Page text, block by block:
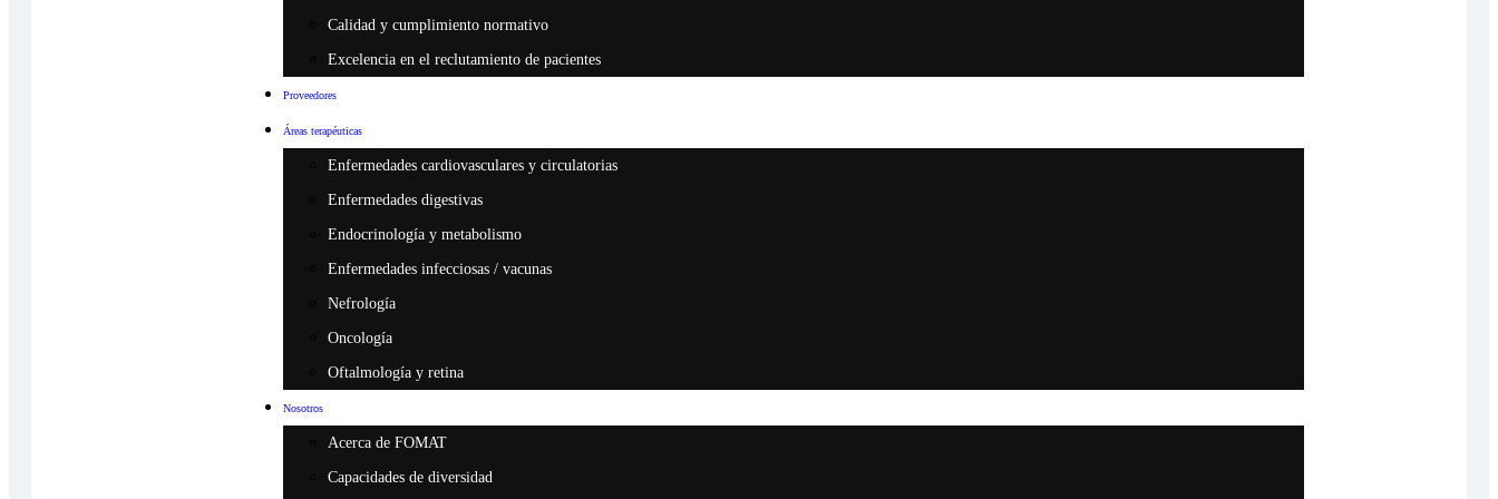
Calidad y cumplimiento normativo
Excelencia en el reclutamiento de pacientes
Proveedores
Áreas terapéuticas
Enfermedades cardiovasculares y circulatorias
Enfermedades digestivas
Endocrinología y metabolismo
Enfermedades infecciosas / vacunas
Nefrología
Oncología
Oftalmología y retina
Nosotros
Acerca de FOMAT
Capacidades de diversidad